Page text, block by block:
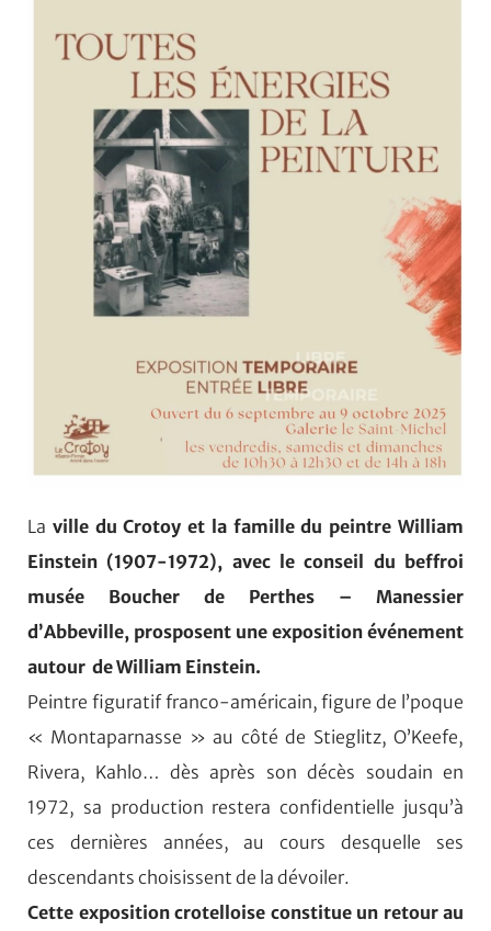
La ville du Crotoy et la famille du peintre William
Einstein (1907-1972), avec le conseil du beffroi
musée Boucher de Perthes – Manessier
d’Abbeville, prosposent une exposition événement
autour de William Einstein.
Peintre figuratif franco-américain, figure de l’poque
« Montaparnasse » au côté de Stieglitz, O’Keefe,
Rivera, Kahlo… dès après son décès soudain en
1972, sa production restera confidentielle jusqu’à
ces dernières années, au cours desquelle ses
descendants choisissent de la dévoiler.
Cette exposition crotelloise constitue un retour au